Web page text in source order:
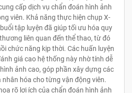
cấp dịch vụ chẩn đoán hình ảnh
viên. Khả năng thực hiện chụp X-
tập luyện đã giúp tối ưu hóa quy
liên quan đến thể thao, từ đó
chức năng kịp thời. Các huấn luyện
giá cao hệ thống này nhờ tính dễ
ảnh cao, góp phần xây dựng các
nhân hóa cho từng vận động viên.
rõ lợi ích của chẩn đoán hình ảnh